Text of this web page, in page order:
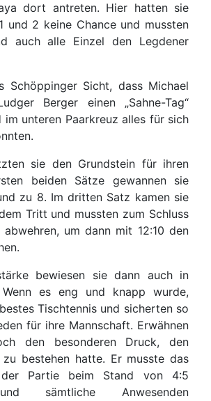
dort antreten. Hier hatten sie
und 2 keine Chance und mussten
auch alle Einzel den Legdener
Schöppinger Sicht, dass Michael
Berger einen „Sahne-Tag“
im unteren Paarkreuz alles für sich
sie den Grundstein für ihren
beiden Sätze gewannen sie
zu 8. Im dritten Satz kamen sie
Tritt und mussten zum Schluss
um dann mit 12:10 den
bewiesen sie dann auch in
Wenn es eng und knapp wurde,
Tischtennis und sicherten so
für ihre Mannschaft. Erwähnen
den besonderen Druck, den
zu bestehen hatte. Er musste das
Partie beim Stand von 4:5
sämtliche Anwesenden